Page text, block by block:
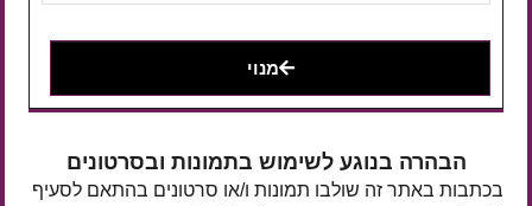
מנוי
הבהרה בנוגע לשימוש בתמונות ובסרטונים
בכתבות באתר זה שולבו תמונות ו/או סרטונים בהתאם לסעיף